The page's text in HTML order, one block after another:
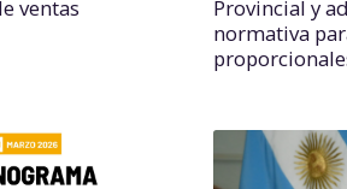
ventas
Provincial y
normativa